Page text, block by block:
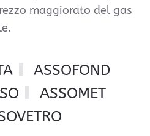
maggiorato del gas
ASSOFOND
ASSOMET